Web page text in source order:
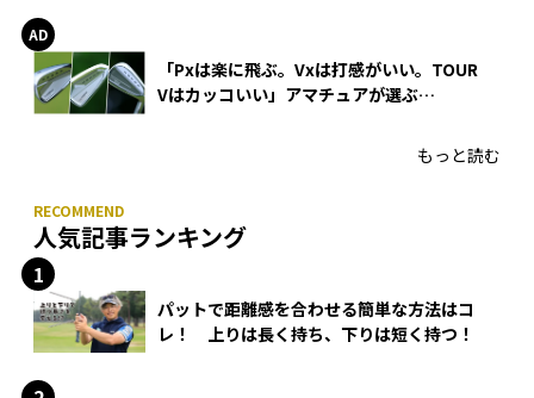
「Pxは楽に飛ぶ。Vxは打感がいい。TOUR
Vはカッコいい」アマチュアが選ぶ
もっと読む
人気記事ランキング
パットで距離感を合わせる簡単な方法はコ
レ！ 上りは長く持ち、下りは短く持つ！